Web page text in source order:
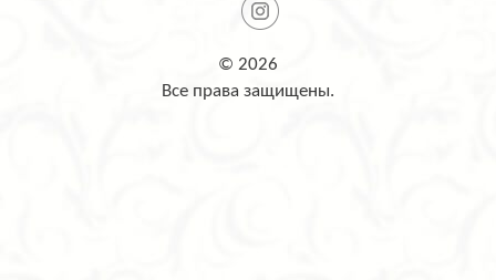
© 2026
Все права защищены.